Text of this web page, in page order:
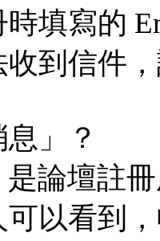
填寫的
收到信件
」？
論壇註
以看到